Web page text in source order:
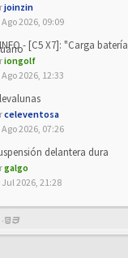
joinzin
2026, 09:09
- [C5 X7]: "Carga batería o alimentación eléctri...
iongolf
2026, 12:33
celeventosa
2026, 07:26
delantera dura
galgo
2026, 21:28